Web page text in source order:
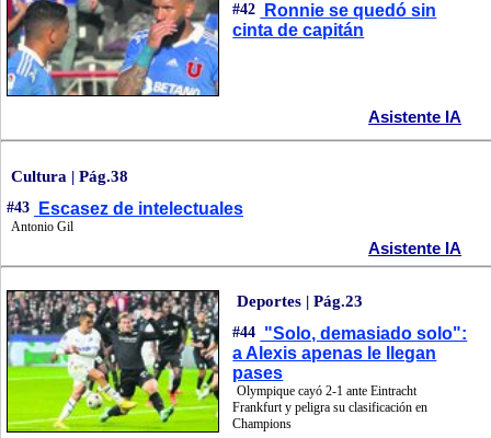
#42
Ronnie se quedó sin
cinta de capitán
Asistente IA
Cultura | Pág.38
#43 Escasez de intelectuales
Antonio Gil
Asistente IA
Deportes | Pág.23
#44 "Solo, demasiado solo":
a Alexis apenas le llegan
pases
Olympique cayó 2-1 ante Eintracht
Frankfurt y peligra su clasificación en
Champions